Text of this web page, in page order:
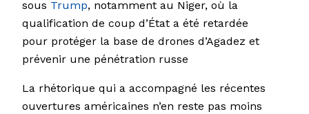
sous Trump, notamment au Niger, où la
qualification de coup d’État a été retardée
pour protéger la base de drones d’Agadez et
prévenir une pénétration russe
La rhétorique qui a accompagné les récentes
ouvertures américaines n’en reste pas moins